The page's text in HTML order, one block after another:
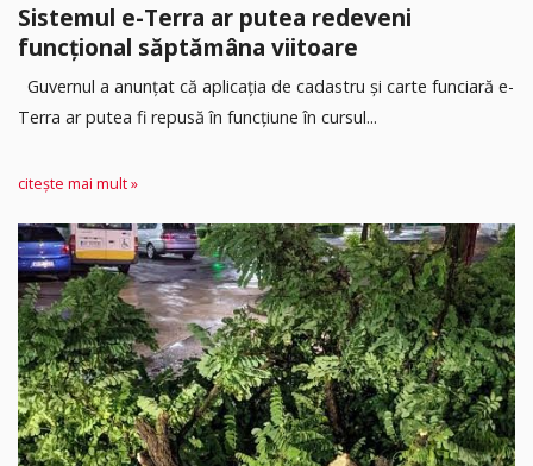
Sistemul e-Terra ar putea redeveni
funcțional săptămâna viitoare
Guvernul a anunțat că aplicația de cadastru și carte funciară e-
Terra ar putea fi repusă în funcțiune în cursul...
citește mai mult »